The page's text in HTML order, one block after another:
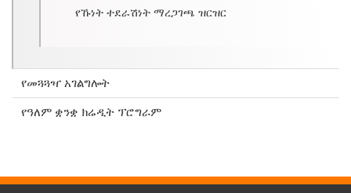
የኹነት ተደራሽነት ማረጋገጫ ዝርዝር
የመጓጓዣ አገልግሎት
የዓለም ቋንቋ ክሬዲት ፕሮግራም